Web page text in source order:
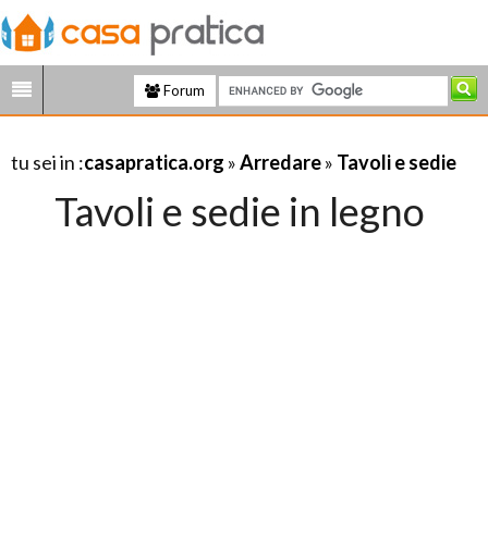
Forum
tu sei in :casapratica.org »Arredare» Tavoli e sedie
Tavoli e sedie in legno